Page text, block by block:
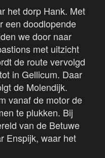
het dorp Hank. Met
een doodlopende
we door naar
met uitzicht
de route vervolgd
in Gellicum. Daar
de Molendijk.
vanaf de motor de
te plukken. Bij
van de Betuwe
Enspijk, waar het